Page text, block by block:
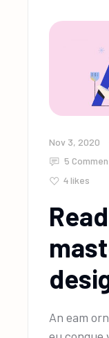
Nov 3, 2020
5
4 likes
An eam